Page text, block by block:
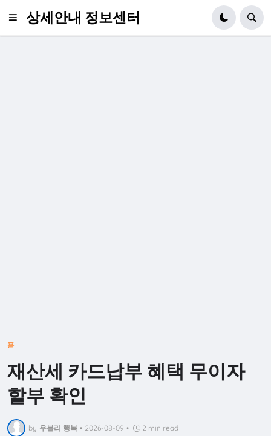
상세안내 정보센터
홈
재산세 카드납부 혜택 무이자
할부 확인
by 우블리 행복 • 2026-08-09 • 2 min read